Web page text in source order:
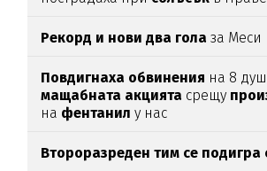
Рекорд и нови два голаза Меси
Повдигнаха обвинения на 8
мащабната акцията срещу
на фентанил у нас
Второразреден тим се